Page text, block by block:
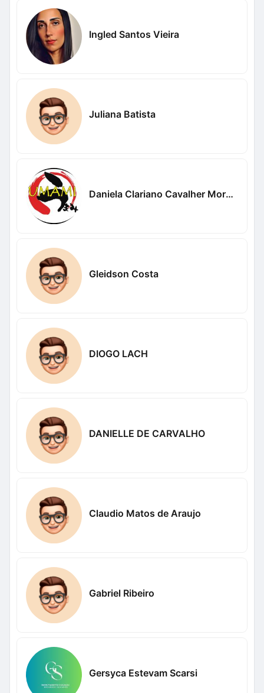
Ingled Santos Vieira
Juliana Batista
Daniela Clariano Cavalher Moreira
Gleidson Costa
DIOGO LACH
DANIELLE DE CARVALHO
Claudio Matos de Araujo
Gabriel Ribeiro
Gersyca Estevam Scarsi